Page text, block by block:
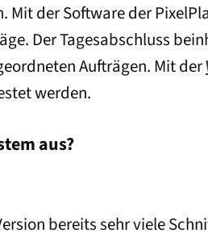
Mit der Software der
Der Tagesabschluss
Aufträgen. Mit der
werden.
aus?
bereits sehr viele